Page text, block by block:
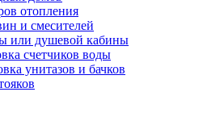
отопления
и смесителей
или душевой кабины
счетчиков воды
унитазов и бачков